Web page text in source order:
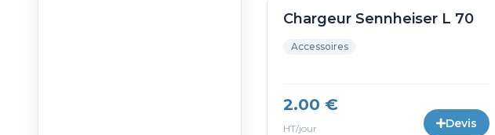
Chargeur Sennheiser L 70
Accessoires
2.00 €
HT/jour Devis